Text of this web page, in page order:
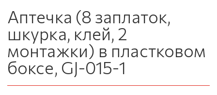
Аптечка (8 заплаток,
шкурка, клей, 2
монтажки) в пластковом
боксе, GJ-015-1